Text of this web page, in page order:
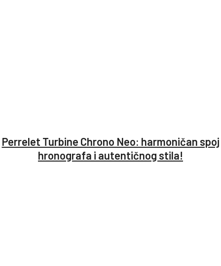
Perrelet Turbine Chrono Neo: harmoničan spoj
hronografa i autentičnog stila!